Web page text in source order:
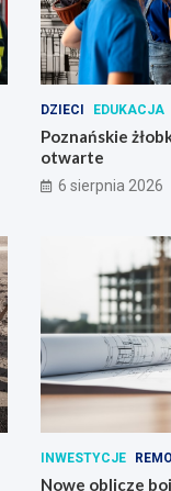
DZIECI EDUKACJA
Poznańskie
otwarte
6 sierpnia 2026
INWESTYCJE
Nowe oblicze